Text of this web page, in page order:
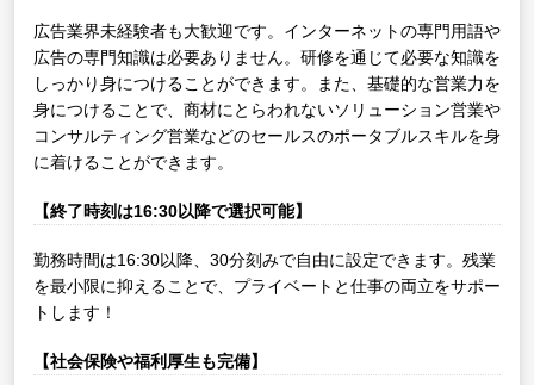
広告業界未経験者も大歓迎です。インターネットの専門用語や
広告の専門知識は必要ありません。研修を通じて必要な知識を
しっかり身につけることができます。また、基礎的な営業力を
身につけることで、商材にとらわれないソリューション営業や
コンサルティング営業などのセールスのポータブルスキルを身
に着けることができます。
【終了時刻は16:30以降で選択可能】
勤務時間は16:30以降、30分刻みで自由に設定できます。残業
を最小限に抑えることで、プライベートと仕事の両立をサポー
トします！
【社会保険や福利厚生も完備】